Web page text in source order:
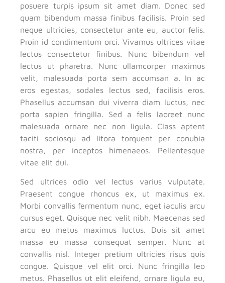
posuere turpis ipsum sit amet diam. Donec sed
quam bibendum massa finibus facilisis. Proin sed
neque ultricies, consectetur ante eu, auctor felis.
Proin id condimentum orci. Vivamus ultrices vitae
lectus consectetur finibus. Nunc bibendum vel
lectus ut pharetra. Nunc ullamcorper maximus
velit, malesuada porta sem accumsan a. In ac
eros egestas, sodales lectus sed, facilisis eros.
Phasellus accumsan dui viverra diam luctus, nec
porta sapien fringilla. Sed a felis laoreet nunc
malesuada ornare nec non ligula. Class aptent
taciti sociosqu ad litora torquent per conubia
nostra, per inceptos himenaeos. Pellentesque
vitae elit dui.
Sed ultrices odio vel lectus varius vulputate.
Praesent congue rhoncus ex, ut maximus ex.
Morbi convallis fermentum nunc, eget iaculis arcu
cursus eget. Quisque nec velit nibh. Maecenas sed
arcu eu metus maximus luctus. Duis sit amet
massa eu massa consequat semper. Nunc at
convallis nisl. Integer pretium ultricies risus quis
congue. Quisque vel elit orci. Nunc fringilla leo
metus. Phasellus ut elit eleifend, ornare ligula eu,